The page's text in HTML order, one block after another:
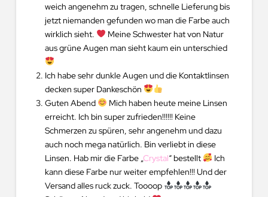
weich angenehm zu tragen, schnelle Lieferung bis
jetzt niemanden gefunden wo man die Farbe auch
wirklich sieht.
Meine Schwester hat von Natur
aus grüne Augen man sieht kaum ein unterschied
Ich habe sehr dunkle Augen und die Kontaktlinsen
decken super Dankeschön
Guten Abend
Mich haben heute meine Linsen
erreicht. Ich bin super zufrieden!!!!!! Keine
Schmerzen zu spüren, sehr angenehm und dazu
auch noch mega natürlich. Bin verliebt in diese
Linsen. Hab mir die Farbe „Crystal“ bestellt
Ich
kann diese Farbe nur weiter empfehlen!!! Und der
Versand alles ruck zuck. Toooop